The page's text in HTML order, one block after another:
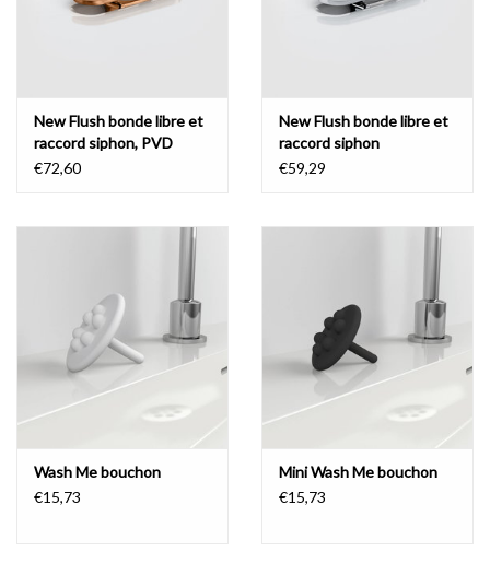
New Flush bonde libre et
raccord siphon, PVD
€72,60
New Flush bonde libre et
raccord siphon
€59,29
Wash Me bouchon
€15,73
Mini Wash Me bouchon
€15,73